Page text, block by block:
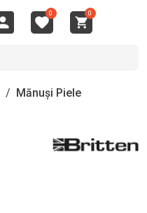
0 0
/ Mănuși Piele